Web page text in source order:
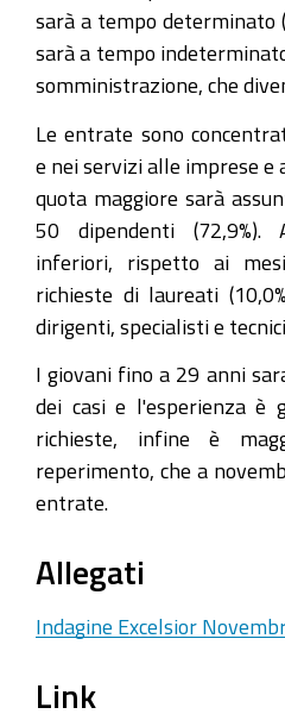
sarà a tempo determinato
sarà a tempo
somministrazione, che
Le entrate sono
e nei servizi alle imprese e
quota maggiore sarà
50 dipendenti (72,9%).
inferiori, rispetto ai
richieste di laureati
dirigenti, specialisti e
I giovani fino a 29 anni
dei casi e l'esperienza è
richieste, infine è
reperimento, che a
entrate.
Allegati
Indagine Excelsior
Link